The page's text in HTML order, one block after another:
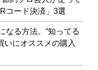
コード決済」3選
なる方法。“知ってる
いにオススメの購入